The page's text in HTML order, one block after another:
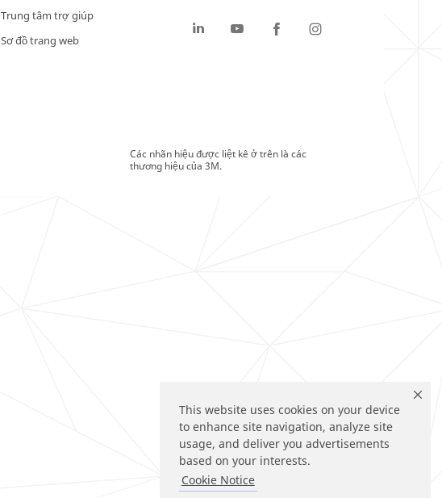
This website uses cookies on your device
to enhance site navigation, analyze site
usage, and deliver you advertisements
based on your interests.
Cookie Notice
Trung tâm trợ giúp
Sơ đồ trang web
Các nhãn hiệu được liệt kê ở trên là các
thương hiệu của 3M.